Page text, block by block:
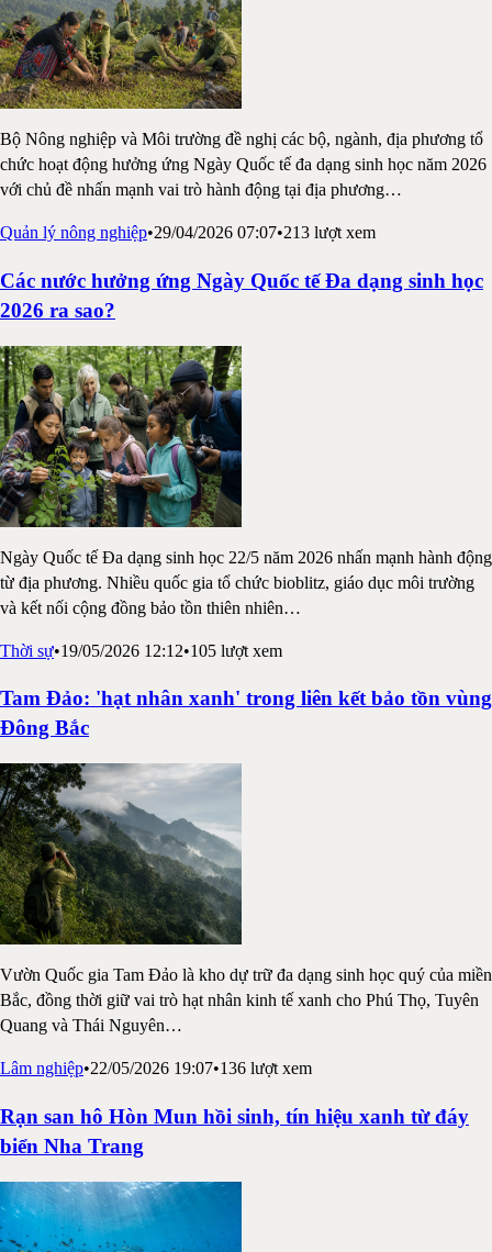
Bộ Nông nghiệp và Môi trường đề nghị các bộ, ngành, địa phương tổ
chức hoạt động hưởng ứng Ngày Quốc tế đa dạng sinh học năm 2026
với chủ đề nhấn mạnh vai trò hành động tại địa phương…
Quản lý nông nghiệp•29/04/2026 07:07•213 lượt xem
Các nước hưởng ứng Ngày Quốc tế Đa dạng sinh học
2026 ra sao?
Ngày Quốc tế Đa dạng sinh học 22/5 năm 2026 nhấn mạnh hành động
từ địa phương. Nhiều quốc gia tổ chức bioblitz, giáo dục môi trường
và kết nối cộng đồng bảo tồn thiên nhiên…
Thời sự•19/05/2026 12:12•105 lượt xem
Tam Đảo: 'hạt nhân xanh' trong liên kết bảo tồn vùng
Đông Bắc
Vườn Quốc gia Tam Đảo là kho dự trữ đa dạng sinh học quý của miền
Bắc, đồng thời giữ vai trò hạt nhân kinh tế xanh cho Phú Thọ, Tuyên
Quang và Thái Nguyên…
Lâm nghiệp•22/05/2026 19:07•136 lượt xem
Rạn san hô Hòn Mun hồi sinh, tín hiệu xanh từ đáy
biển Nha Trang